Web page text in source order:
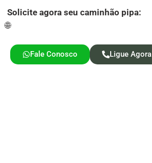
Solicite agora seu caminhão pipa:
🌐
Fale Conosco Ligue Agora